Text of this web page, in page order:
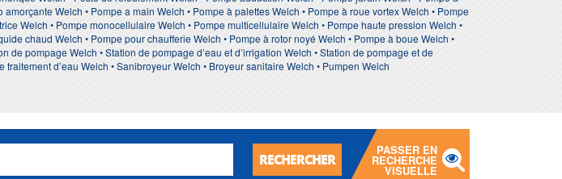
Welch • Pompe a main Welch • Pompe à palettes Welch • Pompe à roue vortex Welch • Pompe
Welch • Pompe monocellulaire Welch • Pompe multicellulaire Welch • Pompe haute pression Welch •
chaud Welch • Pompe pour chaufferie Welch • Pompe à rotor noyé Welch • Pompe à boue Welch •
de pompage Welch • Station de pompage d’eau et d’irrigation Welch • Station de pompage et de
d’eau Welch • Sanibroyeur Welch • Broyeur sanitaire Welch • Pumpen Welch
RECHERCHER
PASSER EN
RECHERCHE
VISUELLE